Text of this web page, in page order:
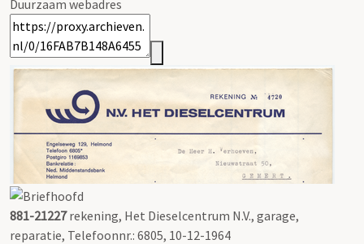
Duurzaam webadres
881-21227rekening, Het Dieselcentrum N.V., garage,
reparatie, Telefoonnr.: 6805, 10-12-1964